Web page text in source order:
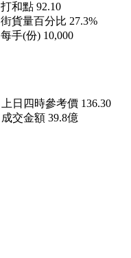
打和點 92.10
街貨量百分比 27.3%
每手(份) 10,000
上日四時參考價 136.30
成交金額 39.8億